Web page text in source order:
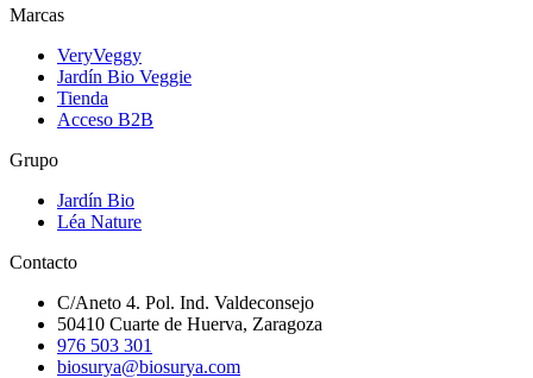
Marcas
VeryVeggy
Jardín Bio Veggie
Tienda
Acceso B2B
Grupo
Jardín Bio
Léa Nature
Contacto
C/Aneto 4. Pol. Ind. Valdeconsejo
50410 Cuarte de Huerva, Zaragoza
976 503 301
biosurya@biosurya.com